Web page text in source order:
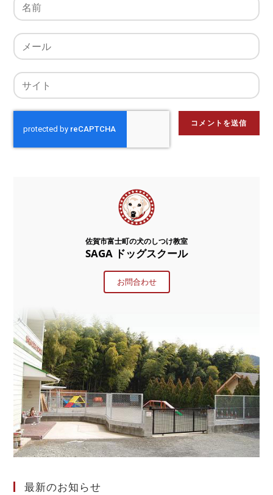
佐賀市富士町の犬のしつけ教室
SAGA ドッグスクール
お問合わせ
最新のお知らせ